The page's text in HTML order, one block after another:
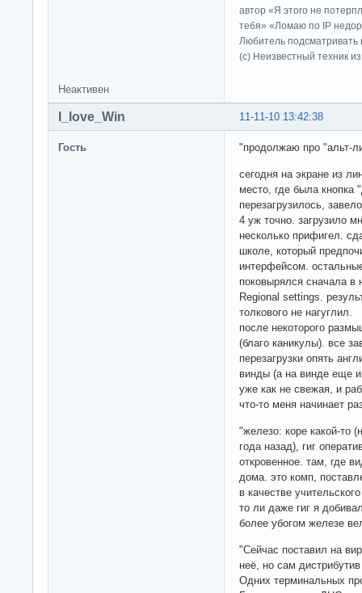
автор «Я этого не
тебя» «Ломаю по IP
Любитель подсматривать
(c) Неизвестный техник
Неактивен
11-11-10 13:42:38
I_love_Win
Гость "продолжаю про "альт-
сегодня на экране из
место, где была кнопка
перезагрузилось,
4 уж точно. загрузило
несколько прифигел.
школе, который
интерфейсом.
поковырялся сначала в
Regional settings.
толкового не нагуглил.
после некоторого
(благо каникулы). все
перезагрузки опять
винды (а на винде еще
уже как не свежая, и
что-то меня начинает
"железо: коре какой-то
года назад), гиг
откровенное. там, где
дома. это комп,
в качестве
то ли даже гиг я
более убогом железе
"Сейчас поставил на
неё, но сам
Одних терминальных